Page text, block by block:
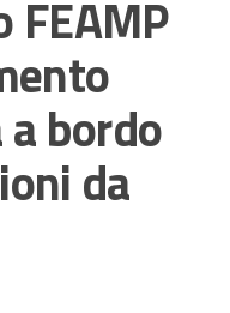
FEAMP
bordo
da